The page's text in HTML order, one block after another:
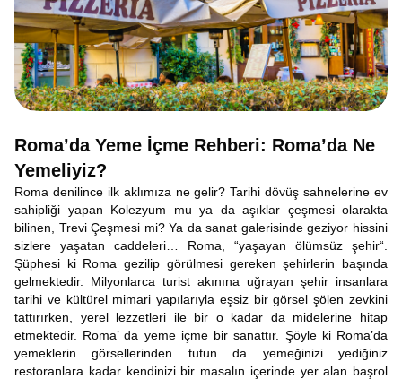
Roma’da Yeme İçme Rehberi: Roma’da Ne
Yemeliyiz?
Roma denilince ilk aklımıza ne gelir? Tarihi dövüş sahnelerine ev
sahipliği yapan Kolezyum mu ya da aşıklar çeşmesi olarakta
bilinen, Trevi Çeşmesi mi? Ya da sanat galerisinde geziyor hissini
sizlere yaşatan caddeleri… Roma, “yaşayan ölümsüz şehir“.
Şüphesi ki Roma gezilip görülmesi gereken şehirlerin başında
gelmektedir. Milyonlarca turist akınına uğrayan şehir insanlara
tarihi ve kültürel mimari yapılarıyla eşsiz bir görsel şölen zevkini
tattırırken, yerel lezzetleri ile bir o kadar da midelerine hitap
etmektedir. Roma’ da yeme içme bir sanattır. Şöyle ki Roma’da
yemeklerin görsellerinden tutun da yemeğinizi yediğiniz
restoranlara kadar kendinizi bir masalın içerinde yer alan başrol